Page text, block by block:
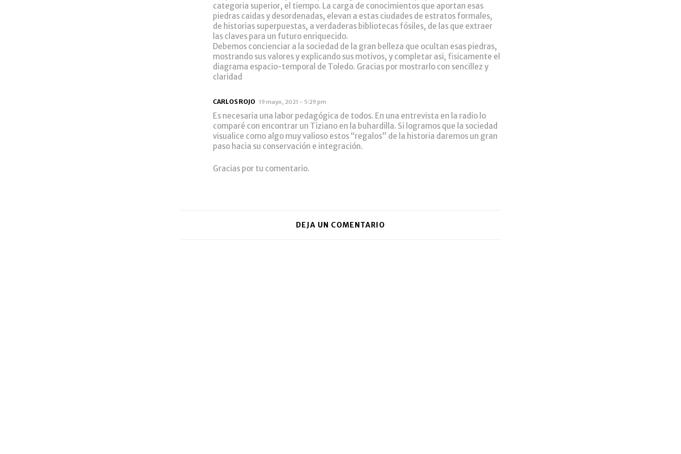
categoria superior, el tiempo. La carga de conocimientos que aportan esas
piedras caidas y desordenadas, elevan a estas ciudades de estratos formales,
de historias superpuestas, a verdaderas bibliotecas fósiles, de las que extraer
las claves para un futuro enriquecido.
Debemos concienciar a la sociedad de la gran belleza que ocultan esas piedras,
mostrando sus valores y explicando sus motivos, y completar asi, fisicamente el
diagrama espacio-temporal de Toledo. Gracias por mostrarlo con sencillez y
claridad
CARLOS ROJO 19 mayo, 2021 - 5:29 pm
Es necesaria una labor pedagógica de todos. En una entrevista en la radio lo
comparé con encontrar un Tiziano en la buhardilla. Si logramos que la sociedad
visualice como algo muy valioso estos “regalos” de la historia daremos un gran
paso hacia su conservación e integración.
Gracias por tu comentario.
DEJA UN COMENTARIO